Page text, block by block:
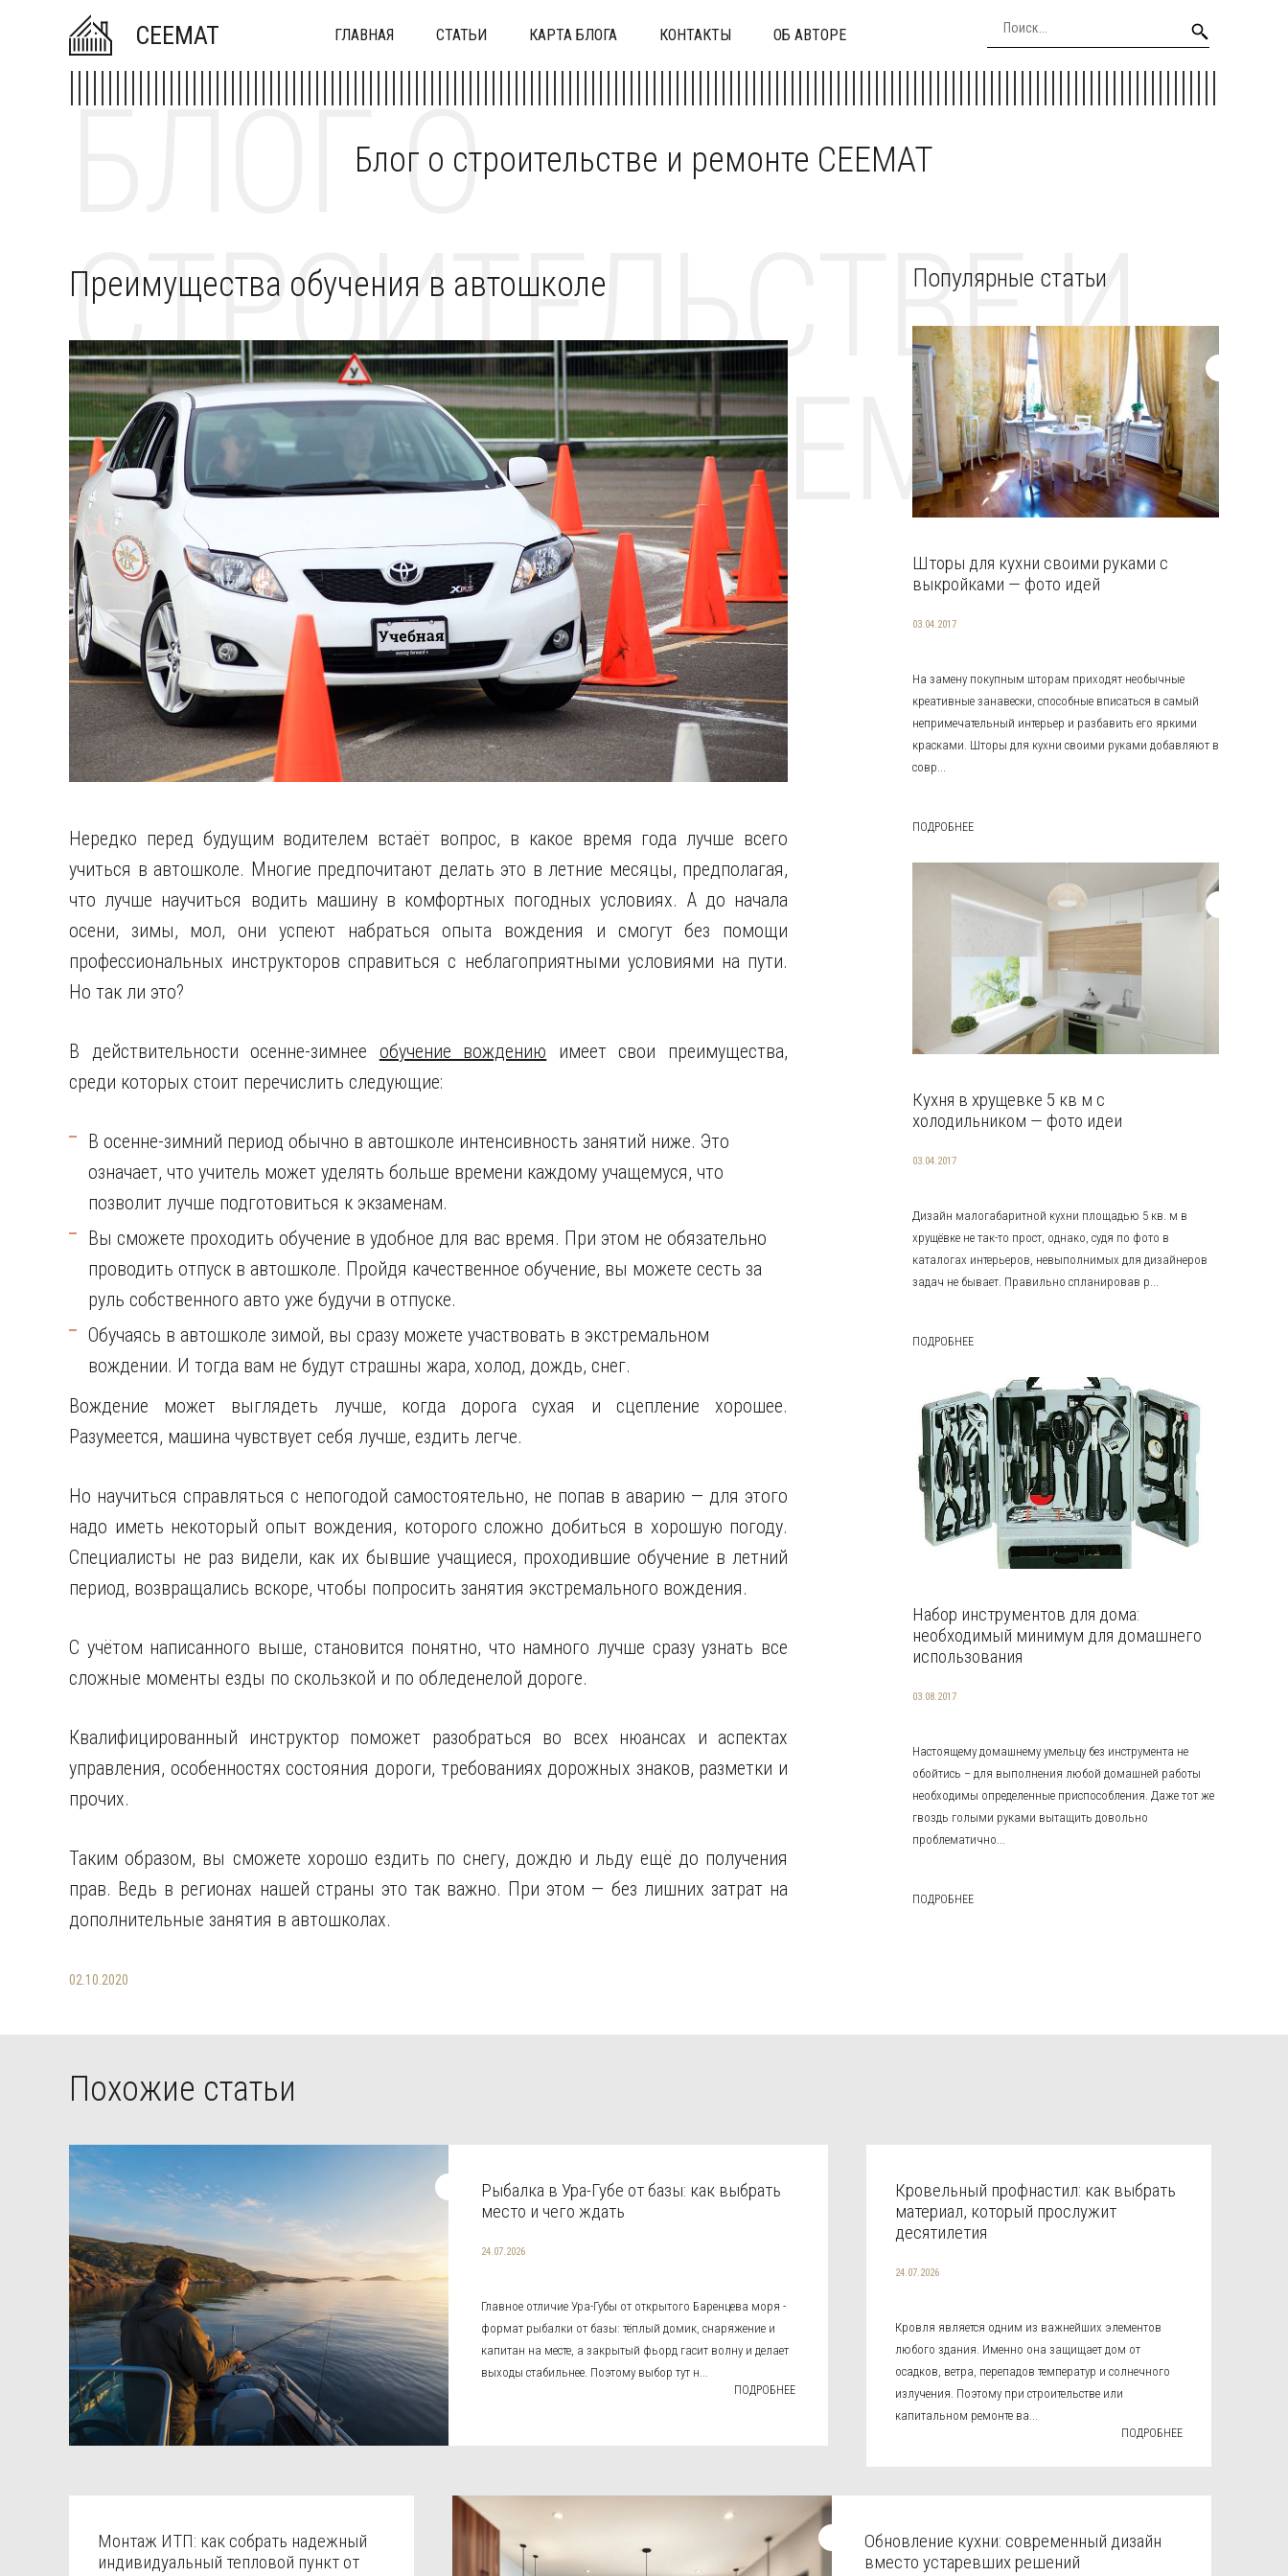
CEEMAT ГЛАВНАЯ СТАТЬИ КАРТА БЛОГА КОНТАКТЫ ОБ АВТОРЕ
Блог о строительстве и ремонте CEEMAT
БЛОГ О
СТРОИТЕЛЬСТВЕ И
РЕМОНТЕ CEEMAT
Преимущества обучения в автошколе
Нередко перед будущим водителем встаёт вопрос, в какое время года лучше всего
учиться в автошколе. Многие предпочитают делать это в летние месяцы, предполагая,
что лучше научиться водить машину в комфортных погодных условиях. А до начала
осени, зимы, мол, они успеют набраться опыта вождения и смогут без помощи
профессиональных инструкторов справиться с неблагоприятными условиями на пути.
Но так ли это?
В действительности осенне-зимнее обучение вождению имеет свои преимущества,
среди которых стоит перечислить следующие:
В осенне-зимний период обычно в автошколе интенсивность занятий ниже. Это
означает, что учитель может уделять больше времени каждому учащемуся, что
позволит лучше подготовиться к экзаменам.
Вы сможете проходить обучение в удобное для вас время. При этом не обязательно
проводить отпуск в автошколе. Пройдя качественное обучение, вы можете сесть за
руль собственного авто уже будучи в отпуске.
Обучаясь в автошколе зимой, вы сразу можете участвовать в экстремальном
вождении. И тогда вам не будут страшны жара, холод, дождь, снег.
Вождение может выглядеть лучше, когда дорога сухая и сцепление хорошее.
Разумеется, машина чувствует себя лучше, ездить легче.
Но научиться справляться с непогодой самостоятельно, не попав в аварию — для этого
надо иметь некоторый опыт вождения, которого сложно добиться в хорошую погоду.
Специалисты не раз видели, как их бывшие учащиеся, проходившие обучение в летний
период, возвращались вскоре, чтобы попросить занятия экстремального вождения.
С учётом написанного выше, становится понятно, что намного лучше сразу узнать все
сложные моменты езды по скользкой и по обледенелой дороге.
Квалифицированный инструктор поможет разобраться во всех нюансах и аспектах
управления, особенностях состояния дороги, требованиях дорожных знаков, разметки и
прочих.
Таким образом, вы сможете хорошо ездить по снегу, дождю и льду ещё до получения
прав. Ведь в регионах нашей страны это так важно. При этом — без лишних затрат на
дополнительные занятия в автошколах.
02.10.2020
Популярные статьи
Шторы для кухни своими руками с
выкройками — фото идей
03.04.2017
На замену покупным шторам приходят необычные
креативные занавески, способные вписаться в самый
непримечательный интерьер и разбавить его яркими
красками. Шторы для кухни своими руками добавляют в
совр...
ПОДРОБНЕЕ
Кухня в хрущевке 5 кв м с
холодильником — фото идеи
03.04.2017
Дизайн малогабаритной кухни площадью 5 кв. м в
хрущёвке не так-то прост, однако, судя по фото в
каталогах интерьеров, невыполнимых для дизайнеров
задач не бывает. Правильно спланировав р...
ПОДРОБНЕЕ
Набор инструментов для дома:
необходимый минимум для домашнего
использования
03.08.2017
Настоящему домашнему умельцу без инструмента не
обойтись – для выполнения любой домашней работы
необходимы определенные приспособления. Даже тот же
гвоздь голыми руками вытащить довольно
проблематично...
ПОДРОБНЕЕ
Похожие статьи
Рыбалка в Ура-Губе от базы: как выбрать
место и чего ждать
24.07.2026
Главное отличие Ура-Губы от открытого Баренцева моря -
формат рыбалки от базы: тёплый домик, снаряжение и
капитан на месте, а закрытый фьорд гасит волну и делает
выходы стабильнее. Поэтому выбор тут н...
ПОДРОБНЕЕ
Кровельный профнастил: как выбрать
материал, который прослужит
десятилетия
24.07.2026
Кровля является одним из важнейших элементов
любого здания. Именно она защищает дом от
осадков, ветра, перепадов температур и солнечного
излучения. Поэтому при строительстве или
капитальном ремонте ва...
ПОДРОБНЕЕ
Монтаж ИТП: как собрать надежный
индивидуальный тепловой пункт от
Обновление кухни: современный дизайн
вместо устаревших решений